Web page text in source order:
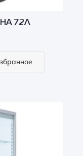
72Л